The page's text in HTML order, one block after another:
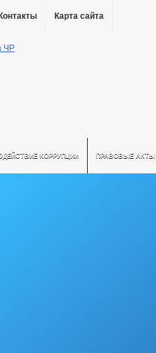
Контакты Карта сайта
КОРРУПЦИИ ПРАВОВЫЕ АКТЫ